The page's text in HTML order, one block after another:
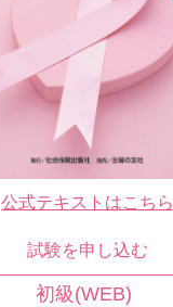
公式テキストはこちら
試験を申し込む
初級(WEB)